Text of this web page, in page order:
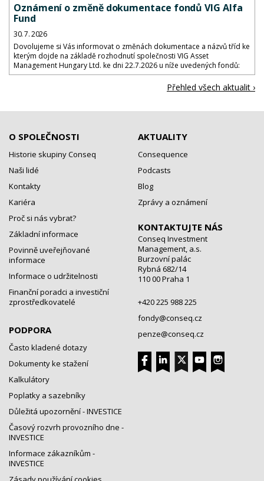
Oznámení o změně dokumentace fondů VIG Alfa
Fund
30. 7. 2026
Dovolujeme si Vás informovat o změnách dokumentace a názvů tříd ke
kterým dojde na základě rozhodnutí společnosti VIG Asset
Management Hungary Ltd. ke dni 22.7.2026 u níže uvedených fondů:
Přehled všech aktualit ›
O SPOLEČNOSTI
Historie skupiny Conseq
Naši lidé
Kontakty
Kariéra
Proč si nás vybrat?
Základní informace
Povinně uveřejňované
informace
Informace o udržitelnosti
Finanční poradci a investiční
zprostředkovatelé
PODPORA
Často kladené dotazy
Dokumenty ke stažení
Kalkulátory
Poplatky a sazebníky
Důležitá upozornění - INVESTICE
Časový rozvrh provozního dne -
INVESTICE
Informace zákazníkům -
INVESTICE
AKTUALITY
Consequence
Podcasts
Blog
Zprávy a oznámení
KONTAKTUJTE NÁS
Conseq Investment
Management, a.s.
Burzovní palác
Rybná 682/14
110 00 Praha 1
+420 225 988 225
fondy@conseq.cz
penze@conseq.cz